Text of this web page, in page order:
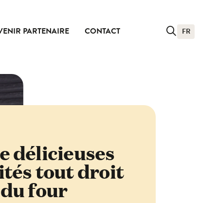
PARTENAIRE CONTACT FR
délicieuses
tout droit
four